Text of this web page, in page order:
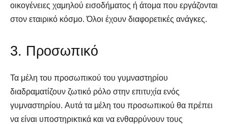
οικογένειες χαμηλού εισοδήματος ή άτομα που εργάζονται
στον εταιρικό κόσμο. Όλοι έχουν διαφορετικές ανάγκες.
3. Προσωπικό
Τα μέλη του προσωπικού του γυμναστηρίου
διαδραματίζουν ζωτικό ρόλο στην επιτυχία ενός
γυμναστηρίου. Αυτά τα μέλη του προσωπικού θα πρέπει
να είναι υποστηρικτικά και να ενθαρρύνουν τους